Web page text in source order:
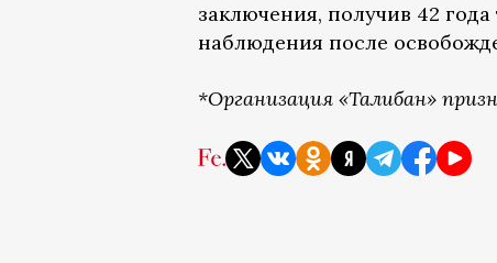
заключения, получив 42
наблюдения после
*Организация «Талибан»